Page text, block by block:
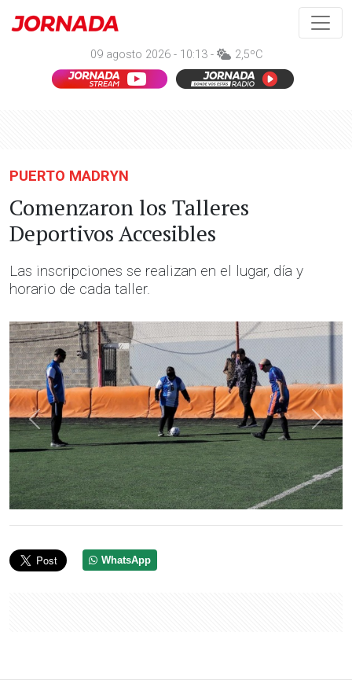
09 agosto 2026 - 10:13 - 2,5ºC
PUERTO MADRYN
Comenzaron los Talleres
Deportivos Accesibles
Las inscripciones se realizan en el lugar, día y
horario de cada taller.
Anterior
WhatsApp